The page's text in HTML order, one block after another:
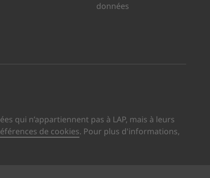
données
XING
sur LinkedIn
qui n’appartiennent pas à LAP, mais à leurs
de cookies. Pour plus d'informations,